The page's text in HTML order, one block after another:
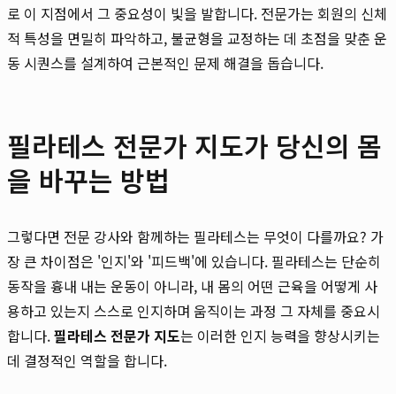
로 이 지점에서 그 중요성이 빛을 발합니다. 전문가는 회원의 신체
적 특성을 면밀히 파악하고, 불균형을 교정하는 데 초점을 맞춘 운
동 시퀀스를 설계하여 근본적인 문제 해결을 돕습니다.
필라테스 전문가 지도가 당신의 몸
을 바꾸는 방법
그렇다면 전문 강사와 함께하는 필라테스는 무엇이 다를까요? 가
장 큰 차이점은 '인지'와 '피드백'에 있습니다. 필라테스는 단순히
동작을 흉내 내는 운동이 아니라, 내 몸의 어떤 근육을 어떻게 사
용하고 있는지 스스로 인지하며 움직이는 과정 그 자체를 중요시
합니다.필라테스 전문가 지도는 이러한 인지 능력을 향상시키는
데 결정적인 역할을 합니다.